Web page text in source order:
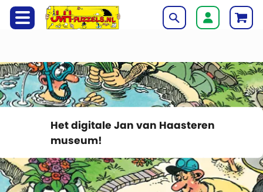
Het digitale Jan van Haasteren
museum!